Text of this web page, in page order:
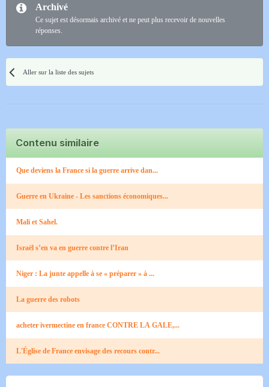
Archivé
Ce sujet est désormais archivé et ne peut plus recevoir de nouvelles
réponses.
Aller sur la liste des sujets
Contenu similaire
Que deviens la France si la guerre arrive dan...
Guerre en Ukraine - Les sanctions économiques...
Mali et Sahel.
Israël s’en va en guerre contre l’Iran
Niger : La junte appelle à se « préparer » à ...
La guerre des robots
acheter ivermectine en france CONTRE LA GALE,...
L'Église de France envisage des recours contr...